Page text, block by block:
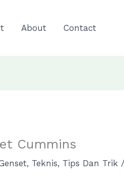
About Contact
Cummins
, Teknis, Tips Dan Trik